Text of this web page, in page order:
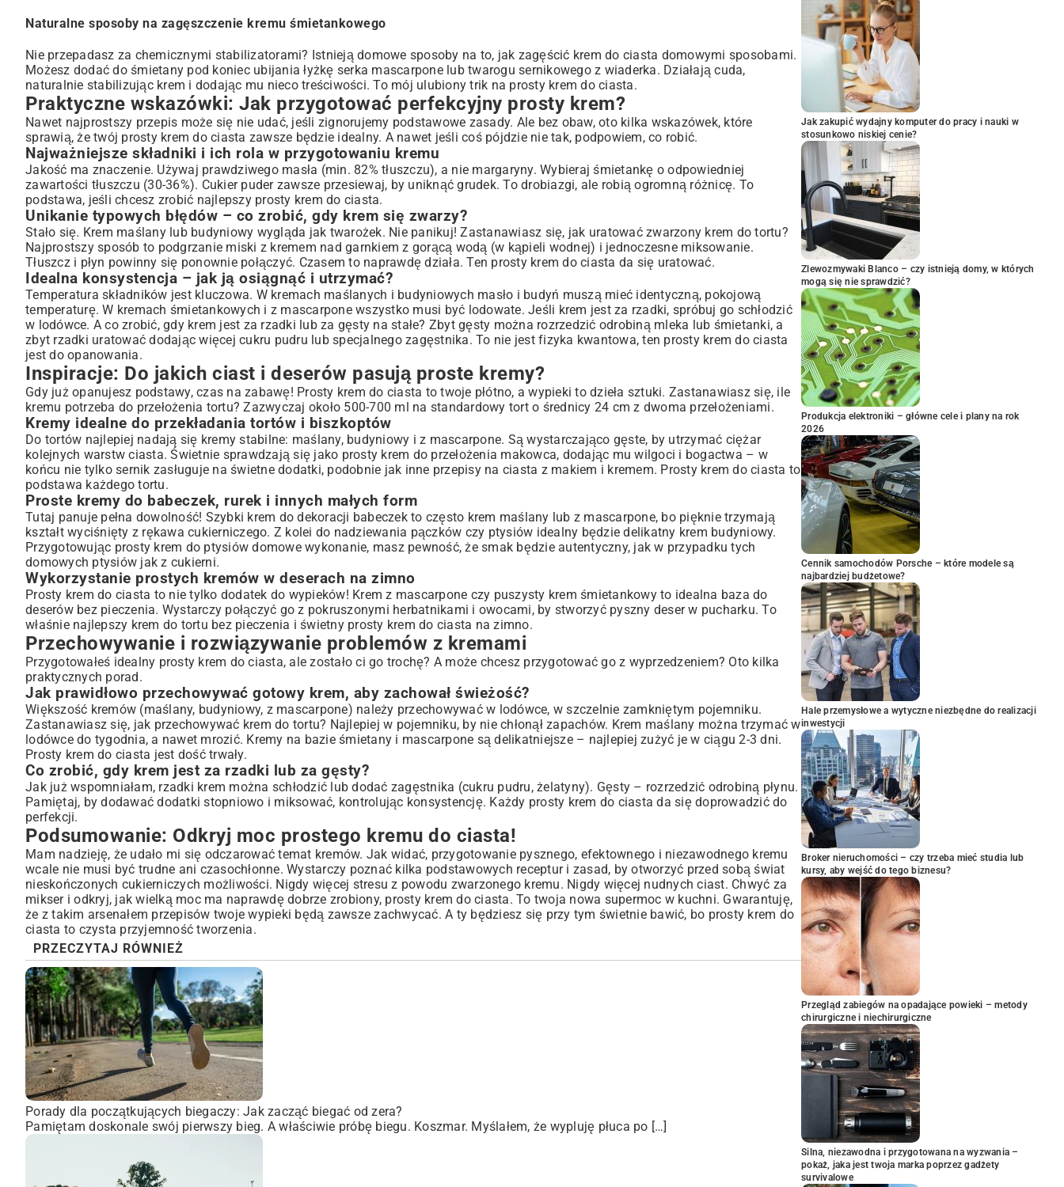
Naturalne sposoby na zagęszczenie kremu śmietankowego
Nie przepadasz za chemicznymi stabilizatorami? Istnieją domowe sposoby na to, jak zagęścić krem do ciasta domowymi sposobami.
Możesz dodać do śmietany pod koniec ubijania łyżkę serka mascarpone lub twarogu sernikowego z wiaderka. Działają cuda,
naturalnie stabilizując krem i dodając mu nieco treściwości. To mój ulubiony trik na prosty krem do ciasta.
Praktyczne wskazówki: Jak przygotować perfekcyjny prosty krem?
Nawet najprostszy przepis może się nie udać, jeśli zignorujemy podstawowe zasady. Ale bez obaw, oto kilka wskazówek, które
sprawią, że twój prosty krem do ciasta zawsze będzie idealny. A nawet jeśli coś pójdzie nie tak, podpowiem, co robić.
Najważniejsze składniki i ich rola w przygotowaniu kremu
Jakość ma znaczenie. Używaj prawdziwego masła (min. 82% tłuszczu), a nie margaryny. Wybieraj śmietankę o odpowiedniej
zawartości tłuszczu (30-36%). Cukier puder zawsze przesiewaj, by uniknąć grudek. To drobiazgi, ale robią ogromną różnicę. To
podstawa, jeśli chcesz zrobić najlepszy prosty krem do ciasta.
Unikanie typowych błędów – co zrobić, gdy krem się zwarzy?
Stało się. Krem maślany lub budyniowy wygląda jak twarożek. Nie panikuj! Zastanawiasz się, jak uratować zwarzony krem do tortu?
Najprostszy sposób to podgrzanie miski z kremem nad garnkiem z gorącą wodą (w kąpieli wodnej) i jednoczesne miksowanie.
Tłuszcz i płyn powinny się ponownie połączyć. Czasem to naprawdę działa. Ten prosty krem do ciasta da się uratować.
Idealna konsystencja – jak ją osiągnąć i utrzymać?
Temperatura składników jest kluczowa. W kremach maślanych i budyniowych masło i budyń muszą mieć identyczną, pokojową
temperaturę. W kremach śmietankowych i z mascarpone wszystko musi być lodowate. Jeśli krem jest za rzadki, spróbuj go schłodzić
w lodówce. A co zrobić, gdy krem jest za rzadki lub za gęsty na stałe? Zbyt gęsty można rozrzedzić odrobiną mleka lub śmietanki, a
zbyt rzadki uratować dodając więcej cukru pudru lub specjalnego zagęstnika. To nie jest fizyka kwantowa, ten prosty krem do ciasta
jest do opanowania.
Inspiracje: Do jakich ciast i deserów pasują proste kremy?
Gdy już opanujesz podstawy, czas na zabawę! Prosty krem do ciasta to twoje płótno, a wypieki to dzieła sztuki. Zastanawiasz się, ile
kremu potrzeba do przełożenia tortu? Zazwyczaj około 500-700 ml na standardowy tort o średnicy 24 cm z dwoma przełożeniami.
Kremy idealne do przekładania tortów i biszkoptów
Do tortów najlepiej nadają się kremy stabilne: maślany, budyniowy i z mascarpone. Są wystarczająco gęste, by utrzymać ciężar
kolejnych warstw ciasta. Świetnie sprawdzają się jako prosty krem do przełożenia makowca, dodając mu wilgoci i bogactwa – w
końcu nie tylko sernik zasługuje na świetne dodatki, podobnie jak inne przepisy na ciasta z makiem i kremem. Prosty krem do ciasta to
podstawa każdego tortu.
Proste kremy do babeczek, rurek i innych małych form
Tutaj panuje pełna dowolność! Szybki krem do dekoracji babeczek to często krem maślany lub z mascarpone, bo pięknie trzymają
kształt wyciśnięty z rękawa cukierniczego. Z kolei do nadziewania pączków czy ptysiów idealny będzie delikatny krem budyniowy.
Przygotowując prosty krem do ptysiów domowe wykonanie, masz pewność, że smak będzie autentyczny, jak w przypadku tych
domowych ptysiów jak z cukierni.
Wykorzystanie prostych kremów w deserach na zimno
Prosty krem do ciasta to nie tylko dodatek do wypieków! Krem z mascarpone czy puszysty krem śmietankowy to idealna baza do
deserów bez pieczenia. Wystarczy połączyć go z pokruszonymi herbatnikami i owocami, by stworzyć pyszny deser w pucharku. To
właśnie najlepszy krem do tortu bez pieczenia i świetny prosty krem do ciasta na zimno.
Przechowywanie i rozwiązywanie problemów z kremami
Przygotowałeś idealny prosty krem do ciasta, ale zostało ci go trochę? A może chcesz przygotować go z wyprzedzeniem? Oto kilka
praktycznych porad.
Jak prawidłowo przechowywać gotowy krem, aby zachował świeżość?
Większość kremów (maślany, budyniowy, z mascarpone) należy przechowywać w lodówce, w szczelnie zamkniętym pojemniku.
Zastanawiasz się, jak przechowywać krem do tortu? Najlepiej w pojemniku, by nie chłonął zapachów. Krem maślany można trzymać w
lodówce do tygodnia, a nawet mrozić. Kremy na bazie śmietany i mascarpone są delikatniejsze – najlepiej zużyć je w ciągu 2-3 dni.
Prosty krem do ciasta jest dość trwały.
Co zrobić, gdy krem jest za rzadki lub za gęsty?
Jak już wspomniałam, rzadki krem można schłodzić lub dodać zagęstnika (cukru pudru, żelatyny). Gęsty – rozrzedzić odrobiną płynu.
Pamiętaj, by dodawać dodatki stopniowo i miksować, kontrolując konsystencję. Każdy prosty krem do ciasta da się doprowadzić do
perfekcji.
Podsumowanie: Odkryj moc prostego kremu do ciasta!
Mam nadzieję, że udało mi się odczarować temat kremów. Jak widać, przygotowanie pysznego, efektownego i niezawodnego kremu
wcale nie musi być trudne ani czasochłonne. Wystarczy poznać kilka podstawowych receptur i zasad, by otworzyć przed sobą świat
nieskończonych cukierniczych możliwości. Nigdy więcej stresu z powodu zwarzonego kremu. Nigdy więcej nudnych ciast. Chwyć za
mikser i odkryj, jak wielką moc ma naprawdę dobrze zrobiony, prosty krem do ciasta. To twoja nowa supermoc w kuchni. Gwarantuję,
że z takim arsenałem przepisów twoje wypieki będą zawsze zachwycać. A ty będziesz się przy tym świetnie bawić, bo prosty krem do
ciasta to czysta przyjemność tworzenia.
PRZECZYTAJ RÓWNIEŻ
Porady dla początkujących biegaczy: Jak zacząć biegać od zera?
Pamiętam doskonale swój pierwszy bieg. A właściwie próbę biegu. Koszmar. Myślałem, że wypluję płuca po […]
Jak zakupić wydajny komputer do pracy i nauki w
stosunkowo niskiej cenie?
Zlewozmywaki Blanco – czy istnieją domy, w których
mogą się nie sprawdzić?
Produkcja elektroniki – główne cele i plany na rok
2026
Cennik samochodów Porsche – które modele są
najbardziej budżetowe?
Hale przemysłowe a wytyczne niezbędne do realizacji
inwestycji
Broker nieruchomości – czy trzeba mieć studia lub
kursy, aby wejść do tego biznesu?
Przegląd zabiegów na opadające powieki – metody
chirurgiczne i niechirurgiczne
Silna, niezawodna i przygotowana na wyzwania –
pokaż, jaka jest twoja marka poprzez gadżety
survivalowe